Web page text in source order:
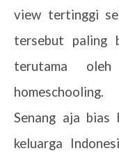
view tertinggi
tersebut paling
terutama
homeschooling.
Senang aja bias
keluarga